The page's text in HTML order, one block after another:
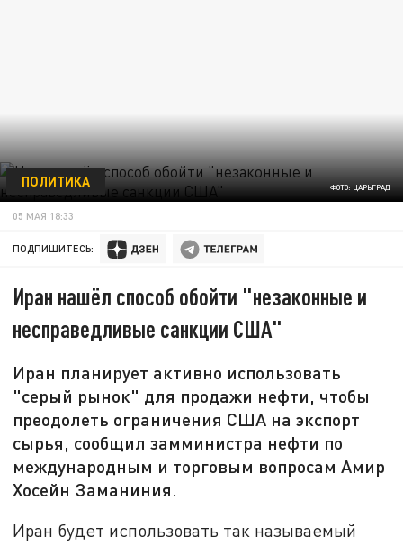
ФОТО: ЦАРЬГРАД
ПОЛИТИКА
05 МАЯ 18:33
ПОДПИШИТЕСЬ:
Иран нашёл способ обойти "незаконные и
несправедливые санкции США"
Иран планирует активно использовать
"серый рынок" для продажи нефти, чтобы
преодолеть ограничения США на экспорт
сырья, сообщил замминистра нефти по
международным и торговым вопросам Амир
Хосейн Заманиния.
Иран будет использовать так называемый